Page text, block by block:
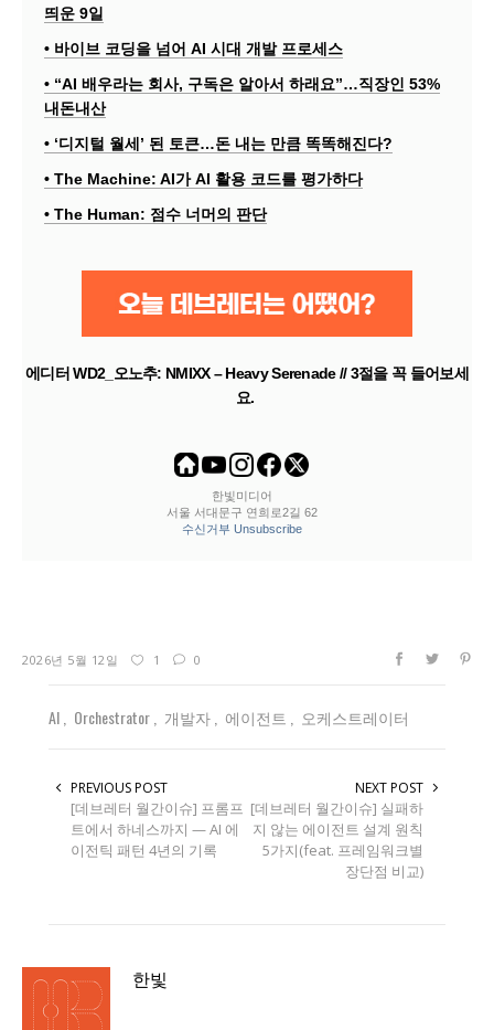
띄운 9일
• 바이브 코딩을 넘어 AI 시대 개발 프로세스
• “AI 배우라는 회사, 구독은 알아서 하래요”…직장인 53%
내돈내산
• ‘디지털 월세’ 된 토큰…돈 내는 만큼 똑똑해진다?
• The Machine: AI가 AI 활용 코드를 평가하다
• The Human: 점수 너머의 판단
에디터 WD2_오노추: NMIXX – Heavy Serenade // 3절을 꼭 들어보세
요.
한빛미디어
서울 서대문구 연희로2길 62
수신거부 Unsubscribe
2026년 5월 12일 1 0
AI Orchestrator 개발자 에이전트 오케스트레이터
PREVIOUS POST
[데브레터 월간이슈] 프롬프
트에서 하네스까지 — AI 에
이전틱 패턴 4년의 기록
NEXT POST
[데브레터 월간이슈] 실패하
지 않는 에이전트 설계 원칙
5가지(feat. 프레임워크별
장단점 비교)
한빛